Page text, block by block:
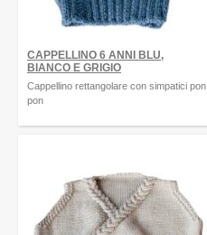
CAPPELLINO 6 ANNI BLU,
BIANCO E GRIGIO
Cappellino rettangolare con simpatici pon
pon